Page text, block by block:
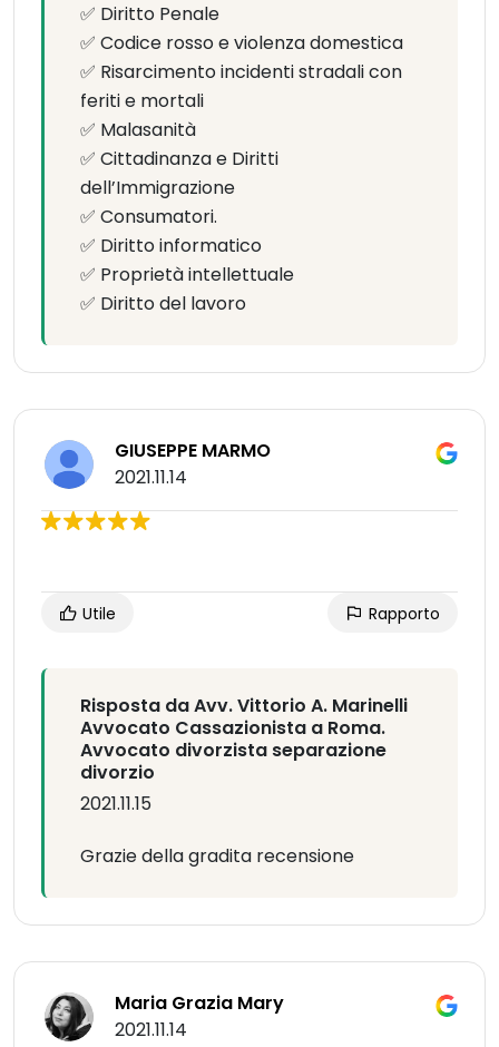
✅ Diritto Penale
✅ Codice rosso e violenza domestica
✅ Risarcimento incidenti stradali con
feriti e mortali
✅ Malasanità
✅ Cittadinanza e Diritti
dell’Immigrazione
✅ Consumatori.
✅ Diritto informatico
✅ Proprietà intellettuale
✅ Diritto del lavoro
GIUSEPPE MARMO
2021.11.14
Utile Rapporto
Risposta da Avv. Vittorio A. Marinelli
Avvocato Cassazionista a Roma.
Avvocato divorzista separazione
divorzio
2021.11.15
Grazie della gradita recensione
Maria Grazia Mary
2021.11.14